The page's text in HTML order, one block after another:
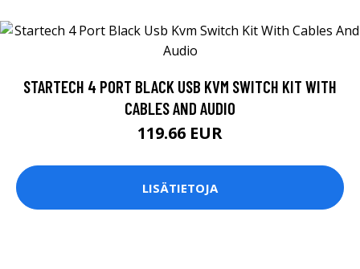
STARTECH 4 PORT BLACK USB KVM SWITCH KIT WITH
CABLES AND AUDIO
119.66 EUR
LISÄTIETOJA